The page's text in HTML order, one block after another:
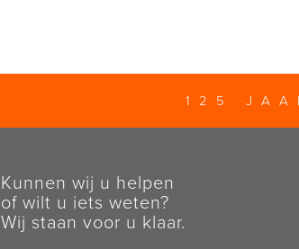
125
Kunnen wij u helpen
of wilt u iets weten?
Wij staan voor u klaar.